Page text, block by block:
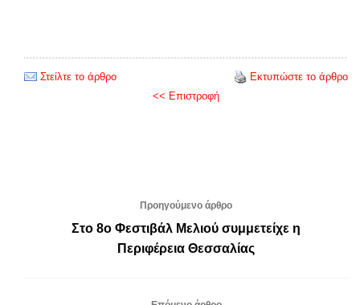
Στείλτε το άρθρο
Εκτυπώστε το άρθρο
<< Επιστροφή
Προηγούμενο άρθρο
Στο 8ο Φεστιβάλ Μελιού συμμετείχε η
Περιφέρεια Θεσσαλίας